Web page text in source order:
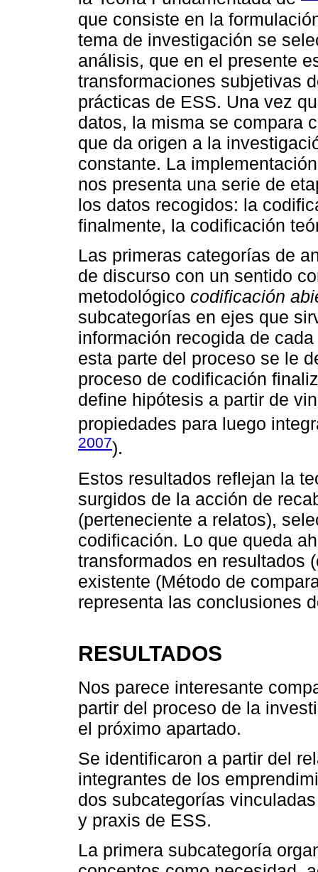
que consiste en la
tema de investigación se
análisis, que en el presente
transformaciones subjetivas
prácticas de ESS. Una vez
datos, la misma se compara
que da origen a la
constante. La
nos presenta una serie de
los datos recogidos: la
finalmente, la codificación
Las primeras categorías de
de discurso con un sentido
metodológico codificación
subcategorías en ejes que
información recogida de
esta parte del proceso se le
proceso de codificación
define hipótesis a partir de
propiedades para luego
2007).
Estos resultados reflejan la
surgidos de la acción de
(perteneciente a relatos),
codificación. Lo que queda
transformados en resultados
existente (Método de
representa las conclusiones
RESULTADOS
Nos parece interesante
partir del proceso de la
el próximo apartado.
Se identificaron a partir del
integrantes de los
dos subcategorías
y praxis de ESS.
La primera subcategoría